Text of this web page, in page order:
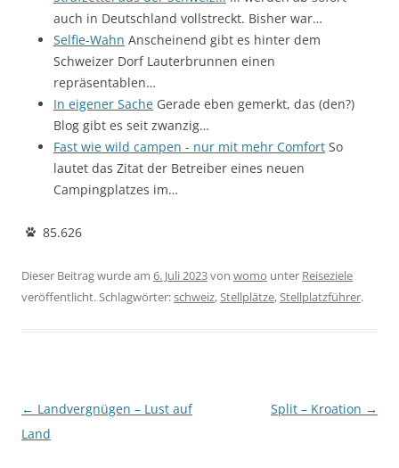
auch in Deutschland vollstreckt. Bisher war…
Selfie-Wahn Anscheinend gibt es hinter dem
Schweizer Dorf Lauterbrunnen einen
repräsentablen…
In eigener Sache Gerade eben gemerkt, das (den?)
Blog gibt es seit zwanzig…
Fast wie wild campen - nur mit mehr Comfort So
lautet das Zitat der Betreiber eines neuen
Campingplatzes im…
85.626
Dieser Beitrag wurde am 6. Juli 2023von womo unter Reiseziele
veröffentlicht. Schlagwörter:schweiz,Stellplätze,Stellplatzführer.
Beitragsnavigation
← Landvergnügen – Lust auf
Land
Split – Kroation →